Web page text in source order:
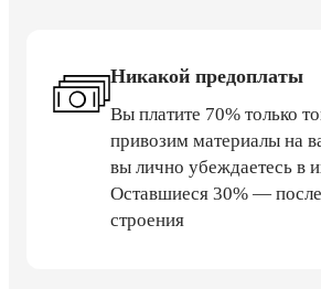
Никакой предоплаты
Вы платите 70% только
привозим материалы на
вы лично убеждаетесь в
Оставшиеся 30% —
строения